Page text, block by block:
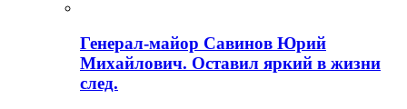
Генерал-майор Савинов Юрий
Михайлович. Оставил яркий в жизни
след.